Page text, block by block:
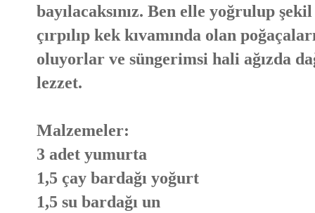
bayılacaksınız. Ben elle yoğrulup
çırpılıp kek kıvamında olan
oluyorlar ve süngerimsi hali ağızda
lezzet.
Malzemeler:
3 adet yumurta
1,5 çay bardağı yoğurt
1,5 su bardağı un